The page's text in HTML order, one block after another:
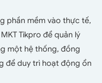
phần mềm vào thực tế,
Tikpro để quản lý
một hệ thống, đồng
để duy trì hoạt động ổn